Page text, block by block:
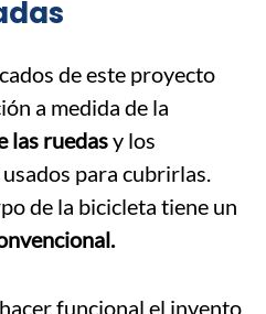
de este proyecto
a medida de la
las ruedasy los
para cubrirlas.
de la bicicleta tiene un
hacer funcional el invento